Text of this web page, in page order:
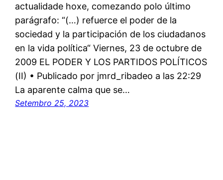
actualidade hoxe, comezando polo último
parágrafo: “(…) refuerce el poder de la
sociedad y la participación de los ciudadanos
en la vida política“ Viernes, 23 de octubre de
2009 EL PODER Y LOS PARTIDOS POLÍTICOS
(II) • Publicado por jmrd_ribadeo a las 22:29
La aparente calma que se…
Setembro 25, 2023